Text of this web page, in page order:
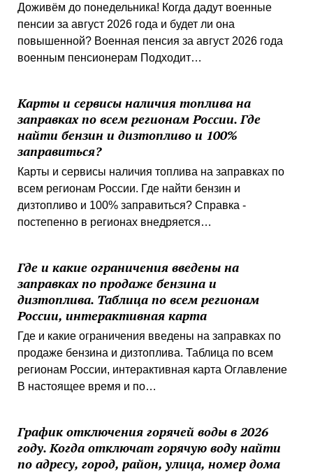
Доживём до понедельника! Когда дадут военные
пенсии за август 2026 года и будет ли она
повышенной? Военная пенсия за август 2026 года
военным пенсионерам Подходит…
Карты и сервисы наличия топлива на
заправках по всем регионам России. Где
найти бензин и дизтопливо и 100%
заправиться?
Карты и сервисы наличия топлива на заправках по
всем регионам России. Где найти бензин и
дизтопливо и 100% заправиться? Справка -
постепенно в регионах внедряется…
Где и какие ограничения введены на
заправках по продаже бензина и
дизтоплива. Таблица по всем регионам
России, интерактивная карта
Где и какие ограничения введены на заправках по
продаже бензина и дизтоплива. Таблица по всем
регионам России, интерактивная карта Оглавление
В настоящее время и по…
График отключения горячей воды в 2026
году. Когда отключат горячую воду найти
по адресу, город, район, улица, номер дома